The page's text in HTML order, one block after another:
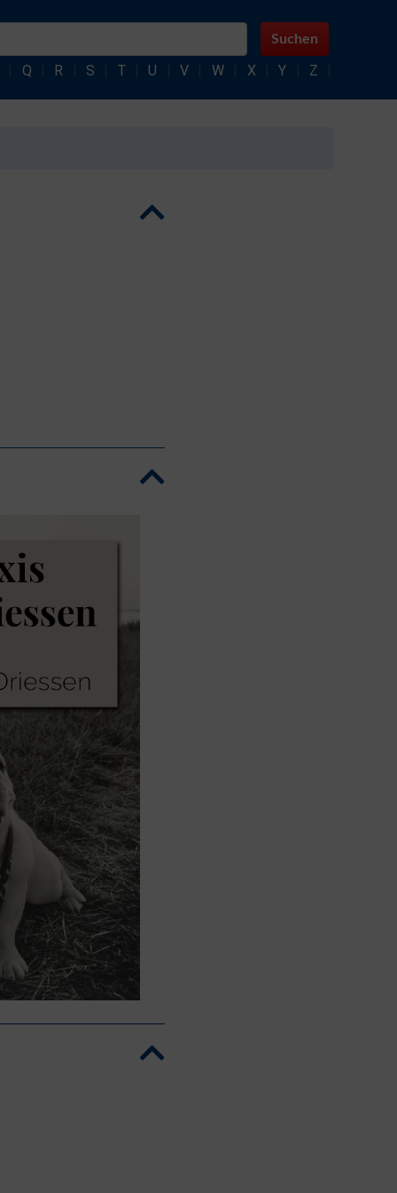
Suchen
Q R S T U V W X Y Z